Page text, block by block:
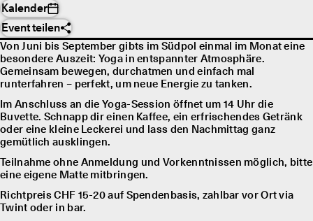
Kalender
Event teilen
Von Juni bis September gibts im Südpol einmal im Monat eine
besondere Auszeit: Yoga in entspannter Atmosphäre.
Gemeinsam bewegen, durchatmen und einfach mal
runterfahren – perfekt, um neue Energie zu tanken.
Im Anschluss an die Yoga-Session öffnet um 14 Uhr die
Buvette. Schnapp dir einen Kaffee, ein erfrischendes Getränk
oder eine kleine Leckerei und lass den Nachmittag ganz
gemütlich ausklingen.
Teilnahme ohne Anmeldung und Vorkenntnissen möglich, bitte
eine eigene Matte mitbringen.
Richtpreis CHF 15-20 auf Spendenbasis, zahlbar vor Ort via
Twint oder in bar.